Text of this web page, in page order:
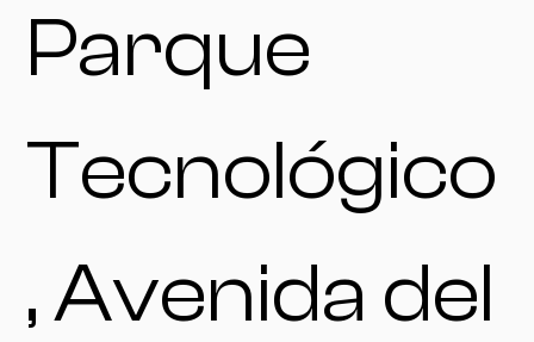
Parque
Tecnológico
, Avenida del